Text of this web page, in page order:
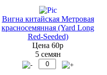
Вигна китайская Метровая
красносемянная (Yard Long
Red-Seeded)
Цена 60р
5 семян